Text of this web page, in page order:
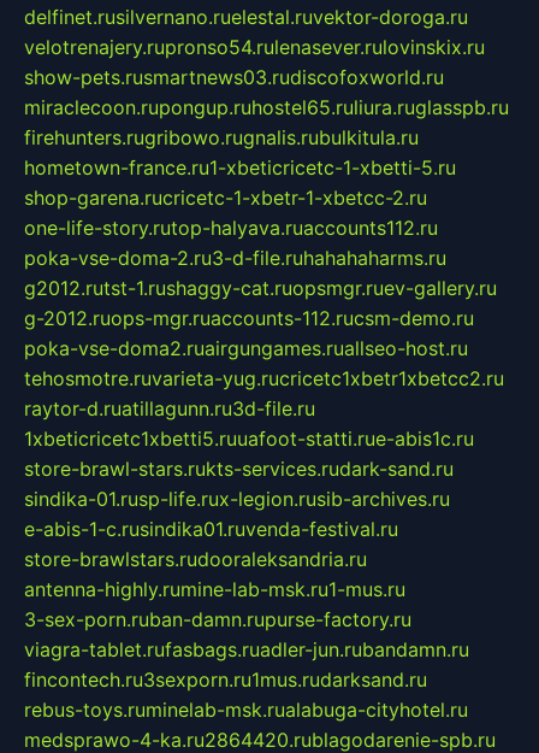
delfinet.rusilvernano.ruelestal.ruvektor-doroga.ru
velotrenajery.rupronso54.rulenasever.rulovinskix.ru
show-pets.rusmartnews03.rudiscofoxworld.ru
miraclecoon.rupongup.ruhostel65.ruliura.ruglasspb.ru
firehunters.rugribowo.rugnalis.rubulkitula.ru
hometown-france.ru1-xbeticricetc-1-xbetti-5.ru
shop-garena.rucricetc-1-xbetr-1-xbetcc-2.ru
one-life-story.rutop-halyava.ruaccounts112.ru
poka-vse-doma-2.ru3-d-file.ruhahahaharms.ru
g2012.rutst-1.rushaggy-cat.ruopsmgr.ruev-gallery.ru
g-2012.ruops-mgr.ruaccounts-112.rucsm-demo.ru
poka-vse-doma2.ruairgungames.ruallseo-host.ru
tehosmotre.ruvarieta-yug.rucricetc1xbetr1xbetcc2.ru
raytor-d.ruatillagunn.ru3d-file.ru
1xbeticricetc1xbetti5.ruuafoot-statti.rue-abis1c.ru
store-brawl-stars.rukts-services.rudark-sand.ru
sindika-01.rusp-life.rux-legion.rusib-archives.ru
e-abis-1-c.rusindika01.ruvenda-festival.ru
store-brawlstars.rudooraleksandria.ru
antenna-highly.rumine-lab-msk.ru1-mus.ru
3-sex-porn.ruban-damn.rupurse-factory.ru
viagra-tablet.rufasbags.ruadler-jun.rubandamn.ru
fincontech.ru3sexporn.ru1mus.rudarksand.ru
rebus-toys.ruminelab-msk.rualabuga-cityhotel.ru
medsprawo-4-ka.ru2864420.rublagodarenie-spb.ru